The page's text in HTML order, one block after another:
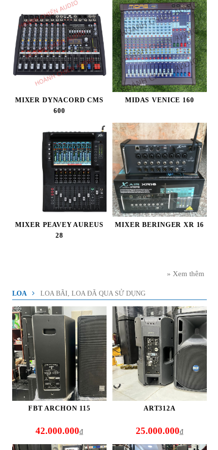
MIXER DYNACORD CMS
600
MIDAS VENICE 160
MIXER PEAVEY AUREUS
28
MIXER BERINGER XR 16
» Xem thêm
LOA LOA BÃI, LOA ĐÃ QUA SỬ DỤNG
FBT ARCHON 115
42.000.000₫
ART312A
25.000.000₫